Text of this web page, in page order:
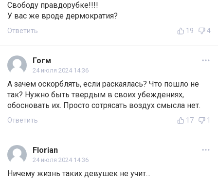
Свободу правдорубке!!!!
У вас же вроде дермократия?
Ответить 19 4
Гогм
24 июля 2024 14:36
А зачем оскорблять, если раскаялась? Что пошло не
так? Нужно быть твердым в своих убеждениях,
обосновать их. Просто сотрясать воздух смысла нет.
Ответить 17 1
Florian
24 июля 2024 14:36
Ничему жизнь таких девушек не учит...